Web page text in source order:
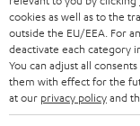
s
l
e
t
EMAIL
WIDGET
cookies as well as to the
outside the EU/EEA. For
deactivate each category
You can adjust all
them with effect for the
at our privacy policyand